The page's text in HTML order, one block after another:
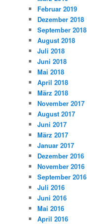
Februar 2019
Dezember 2018
September 2018
August 2018
Juli 2018
Juni 2018
Mai 2018
April 2018
März 2018
November 2017
August 2017
Juni 2017
März 2017
Januar 2017
Dezember 2016
November 2016
September 2016
Juli 2016
Juni 2016
Mai 2016
April 2016